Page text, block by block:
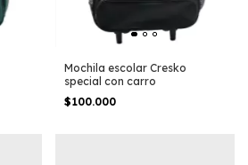
Mochila escolar Cresko
special con carro
$100.000